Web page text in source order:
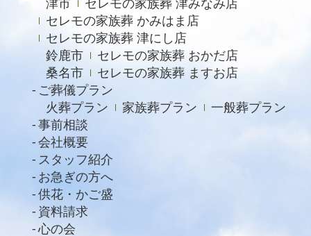
2022年4月
2022年2月
2021年11月
2021年6月
2021年4月
2021年2月
2021年1月
2020年12月
2020年11月
セレモの家族葬 かみはま店
セレモの家族葬 津にし店
鈴鹿市
セレモの家族葬 おかだ店
桑名市
セレモの家族葬 ますお店
ご葬儀プラン
火葬プラン
家族葬プラン
一般葬プラン
事前相談
会社概要
スタッフ紹介
お急ぎの方へ
供花・かご盛
資料請求
心の会